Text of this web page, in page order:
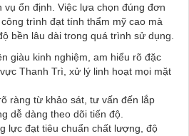
ổn định. Việc lựa chọn đúng đơn
trình đạt tính thẩm mỹ cao mà
bền lâu dài trong quá trình sử dụng.
giàu kinh nghiệm, am hiểu rõ đặc
Thanh Trì, xử lý linh hoạt mọi mặt
ràng từ khảo sát, tư vấn đến lắp
dễ dàng theo dõi tiến độ.
lực đạt tiêu chuẩn chất lượng, độ